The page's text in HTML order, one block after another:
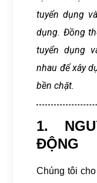
tuyển dụng
dụng. Đồng
tuyển dụng
nhau để xây
bền chặt.
1.
ĐỘNG
Chúng tôi